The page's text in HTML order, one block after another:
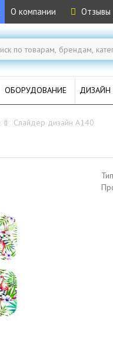
О компании Отзывы
ОБОРУДОВАНИЕ ДИЗАЙН
Слайдер дизайн A140
Тип